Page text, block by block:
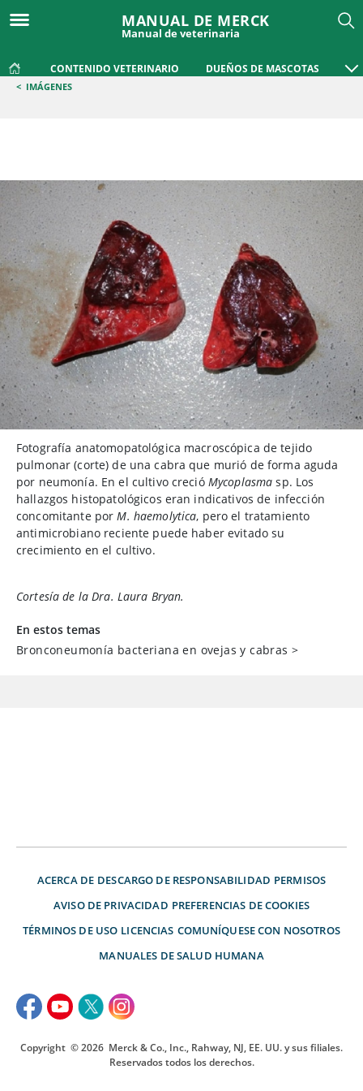
MANUAL DE MERCK
Manual de veterinaria
CONTENIDO VETERINARIO DUEÑOS DE MASCOTAS
< IMÁGENES
Fotografía anatomopatológica macroscópica de tejido
pulmonar (corte) de una cabra que murió de forma aguda
por neumonía. En el cultivo creció Mycoplasma sp. Los
hallazgos histopatológicos eran indicativos de infección
concomitante porM. haemolytica, pero el tratamiento
antimicrobiano reciente puede haber evitado su
crecimiento en el cultivo.
Cortesía de la Dra. Laura Bryan.
En estos temas
Bronconeumonía bacteriana en ovejas y cabras >
ACERCA DE DESCARGO DE RESPONSABILIDAD PERMISOS
AVISO DE PRIVACIDAD PREFERENCIAS DE COOKIES
TÉRMINOS DE USO LICENCIAS COMUNÍQUESE CON NOSOTROS
MANUALES DE SALUD HUMANA
Copyright © 2026 Merck & Co., Inc., Rahway, NJ, EE. UU. y sus filiales.
Reservados todos los derechos.